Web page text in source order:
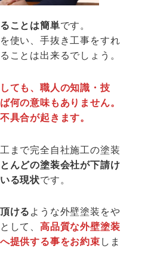
ことは簡単です。
使い、手抜き工事をすれ
ことは出来るでしょう。
ても、職人の知識・技
何の意味もありません。
具合が起きます。
まで完全自社施工の塗装
んどの塗装会社が下請け
る現状です。
けるような外壁塗装をや
して、 高品質な外壁塗装
提供する事をお約束しま